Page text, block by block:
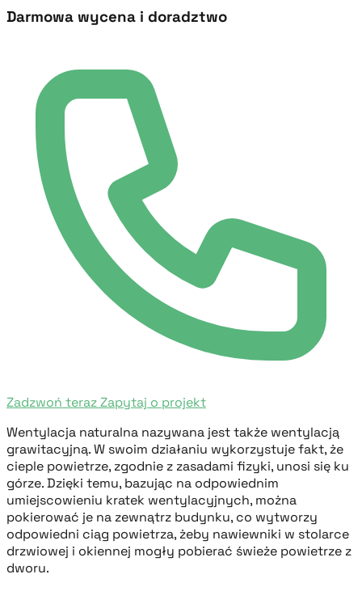
Darmowa wycena i doradztwo
Zadzwoń terazZapytaj o projekt
Wentylacja naturalna nazywana jest także wentylacją
grawitacyjną. W swoim działaniu wykorzystuje fakt, że
cieple powietrze, zgodnie z zasadami fizyki, unosi się ku
górze. Dzięki temu, bazując na odpowiednim
umiejscowieniu kratek wentylacyjnych, można
pokierować je na zewnątrz budynku, co wytworzy
odpowiedni ciąg powietrza, żeby nawiewniki w stolarce
drzwiowej i okiennej mogły pobierać świeże powietrze z
dworu.